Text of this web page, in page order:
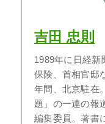
吉田 忠則
1989年に日経新
保険、首相官邸
年間、北京駐在
題」の一連の報
編集委員。著書